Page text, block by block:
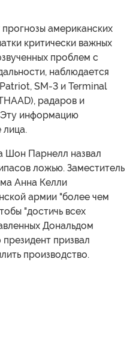
американских
критически важных
проблем с
наблюдается
SM-3 и Terminal
радаров и
Эту информацию
Шон Парнелл назвал
ложью. Заместитель
Анна Келли
армии "более чем
"достичь всех
Дональдом
призвал
производство.